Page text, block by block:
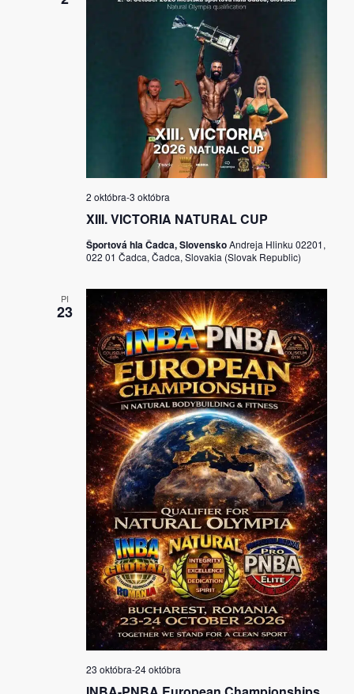
XIII. VICTORIA NATURAL CUP
2 októbra-3 októbra
Športová hla Čadca, SlovenskoAndreja Hlinku 02201,
022 01 Čadca, Čadca, Slovakia (Slovak Republic)
PI
23
23 októbra-24 októbra